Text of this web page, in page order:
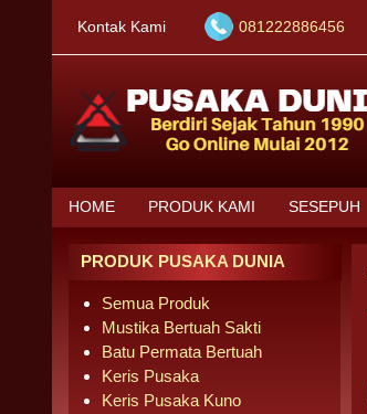
Kontak Kami 081222886456
HOME PRODUK KAMI SESEPUH
PRODUK PUSAKA DUNIA
Semua Produk
Mustika Bertuah Sakti
Batu Permata Bertuah
Keris Pusaka
Keris Pusaka Kuno